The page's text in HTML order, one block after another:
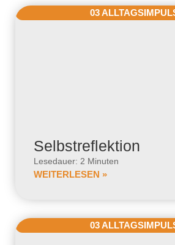
03
Selbstreflektion
Lesedauer: 2 Minuten
WEITERLESEN »
03